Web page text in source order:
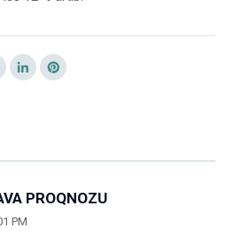
PROQNOZU
PM